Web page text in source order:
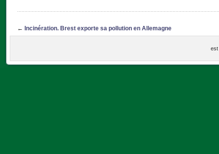
← Incinération. Brest exporte sa pollution en Allemagne